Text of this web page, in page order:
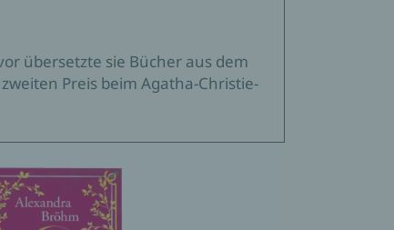
übersetzte sie Bücher aus dem
Preis beim Agatha-Christie-